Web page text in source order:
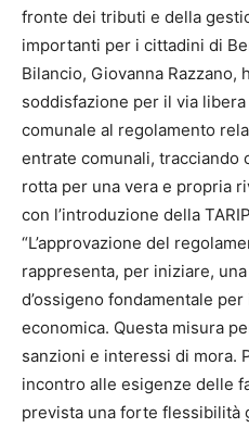
fronte dei tributi e della
importanti per i cittadini di
Bilancio, Giovanna Razzano,
soddisfazione per il via
comunale al regolamento
entrate comunali, tracciando
rotta per una vera e propria
con l’introduzione della
“L’approvazione del
rappresenta, per iniziare,
d’ossigeno fondamentale
economica. Questa misura
sanzioni e interessi di mora.
incontro alle esigenze delle
prevista una forte flessibilità